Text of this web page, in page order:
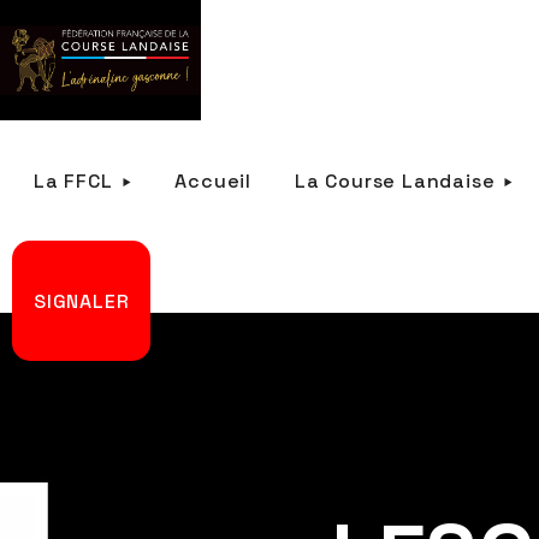
La FFCL Accueil La Course Landaise
SIGNALER